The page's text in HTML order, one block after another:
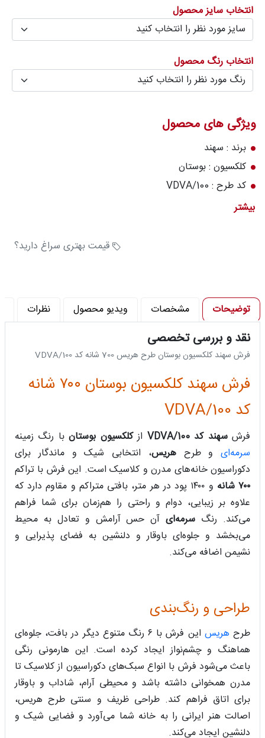
های
متداول
رویه‌های
بازگرداندن
کالا
انتخاب سایز محصول
انتخاب رنگ محصول
ویژگی های محصول
برند : سهند
کلکسیون : بوستان
کد طرح : 100/VDVA
رنگ زمینه : سرمه‌ای
بیشتر
قیمت بهتری سراغ دارید؟
توضیحات مشخصات ویدیو محصول نظرات
نقد و بررسی تخصصی
فرش سهند کلکسیون بوستان طرح هریس 700 شانه کد 100/VDVA
فرش سهند کلکسیون بوستان ۷۰۰ شانه
کد 100/VDVA
فرشسهند کد 100/VDVA ازکلکسیون بوستانبا رنگ زمینه
سرمه‌ای و طرحهریس، انتخابی شیک و ماندگار برای
دکوراسیون خانه‌های مدرن و کلاسیک است. این فرش با تراکم
۷۰۰ شانه
و ۱۴۰۰ پود در هر متر، بافتی متراکم و مقاوم دارد که
علاوه بر زیبایی، دوام و راحتی را هم‌زمان برای شما فراهم
می‌کند. رنگ سرمه‌ای آن حس آرامش و تعادل به محیط
می‌بخشد و جلوه‌ای باوقار و دلنشین به فضای پذیرایی و
نشیمن اضافه می‌کند.
طراحی و رنگ‌بندی
طرح هریس
این فرش با ۶ رنگ متنوع دیگر در بافت، جلوه‌ای
هماهنگ و چشم‌نواز ایجاد کرده است. این هارمونی رنگی
باعث می‌شود فرش با انواع سبک‌های دکوراسیون از کلاسیک تا
مدرن همخوانی داشته باشد و محیطی آرام، شاداب و باوقار
برای اتاق فراهم کند. طراحی ظریف و سنتی طرح هریس،
اصالت هنر ایرانی را به خانه شما می‌آورد و فضایی شیک و
دلنشین ایجاد می‌کند.